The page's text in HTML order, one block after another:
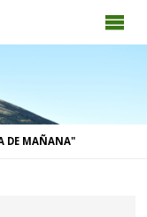
DE MAÑANA"